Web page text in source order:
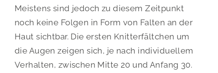
Meistens sind jedoch zu diesem Zeitpunkt
noch keine Folgen in Form von Falten an der
Haut sichtbar. Die ersten Knitterfältchen um
die Augen zeigen sich, je nach individuellem
Verhalten, zwischen Mitte 20 und Anfang 30.